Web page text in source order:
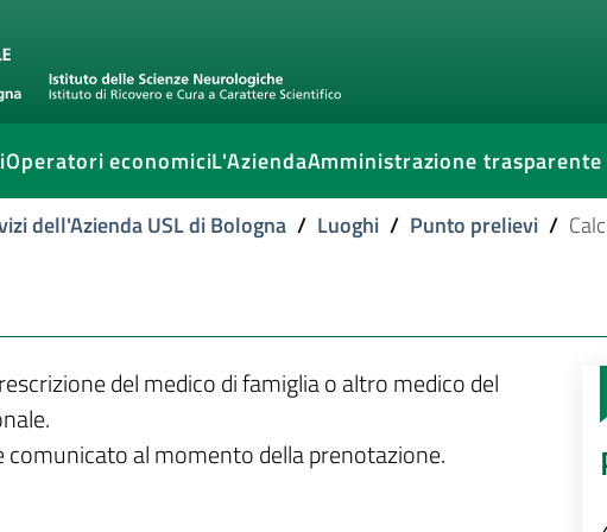
Operatori economiciL'AziendaAmministrazione trasparente
dell'Azienda USL di Bologna / Luoghi / Punto prelievi /
del medico di famiglia o altro medico del
al momento della prenotazione.